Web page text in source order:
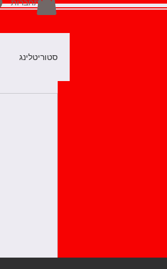
להתחברות
סטוריטלינג
אומנות
כנסים,
ספרי